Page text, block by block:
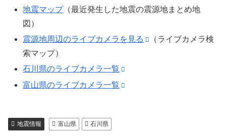
地震マップ（最近発生した地震の震源地まとめ地
図）
震源地周辺のライブカメラを見る
（ライブカメラ検
索マップ）
石川県のライブカメラ一覧
富山県のライブカメラ一覧
地震情報 富山県 石川県